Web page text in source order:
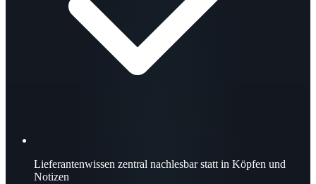
Lieferantenwissen zentral nachlesbar statt in Köpfen und
Notizen